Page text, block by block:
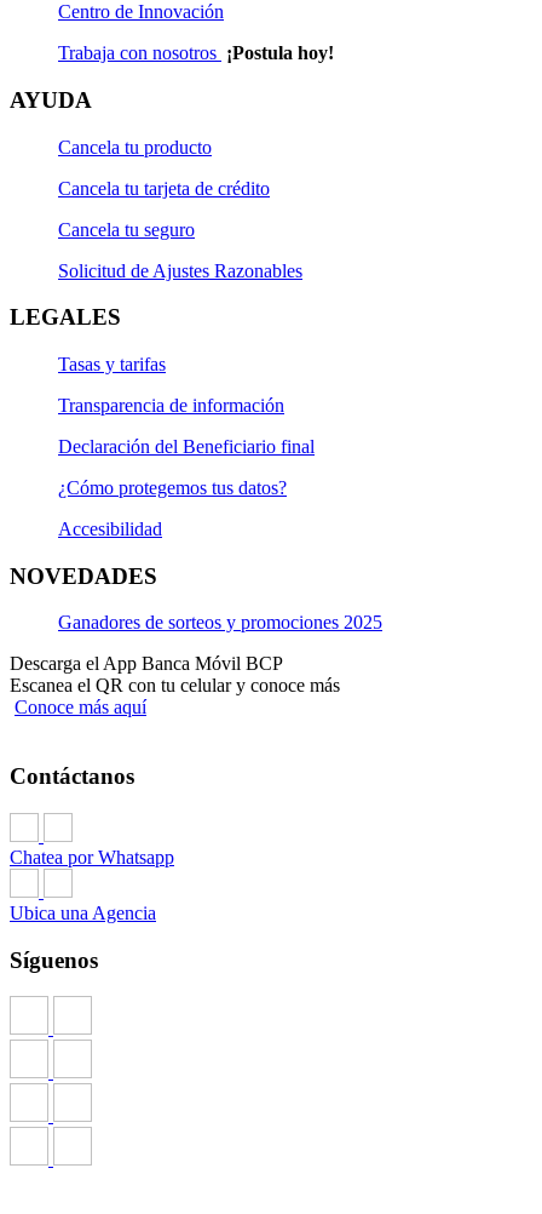
Centro de Innovación
Trabaja con nosotros ¡Postula hoy!
AYUDA
Cancela tu producto
Cancela tu tarjeta de crédito
Cancela tu seguro
Solicitud de Ajustes Razonables
LEGALES
Tasas y tarifas
Transparencia de información
Declaración del Beneficiario final
¿Cómo protegemos tus datos?
Accesibilidad
NOVEDADES
Ganadores de sorteos y promociones 2025
Descarga el App Banca Móvil BCP
Escanea el QR con tu celular y conoce más
Conoce más aquí
Contáctanos
Chatea por Whatsapp
Ubica una Agencia
Síguenos